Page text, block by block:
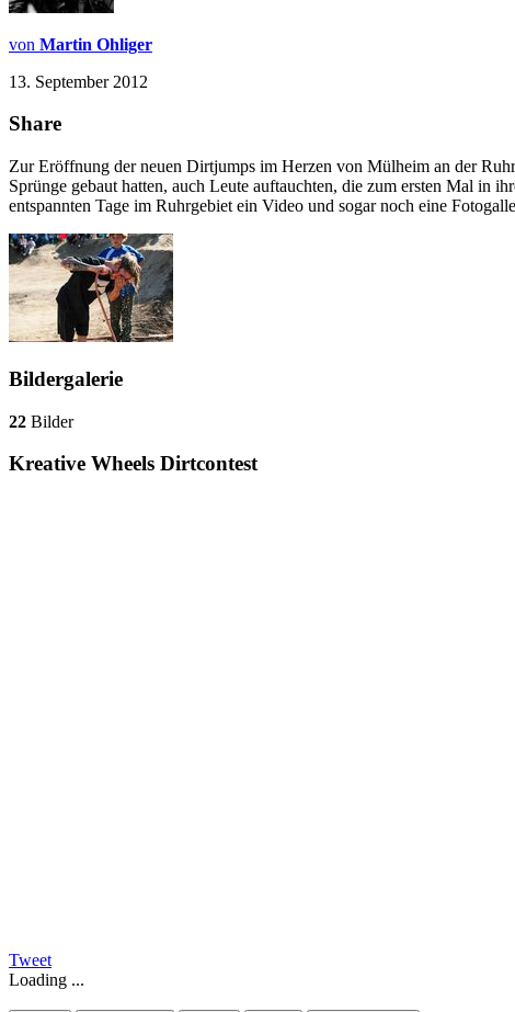
von Martin Ohliger
13. September 2012
Share
Zur Eröffnung der neuen Dirtjumps im Herzen von Mülheim an der
Sprünge gebaut hatten, auch Leute auftauchten, die zum ersten Mal in
entspannten Tage im Ruhrgebiet ein Video und sogar noch eine
Bildergalerie
22 Bilder
Kreative Wheels Dirtcontest
Tweet
Loading ...